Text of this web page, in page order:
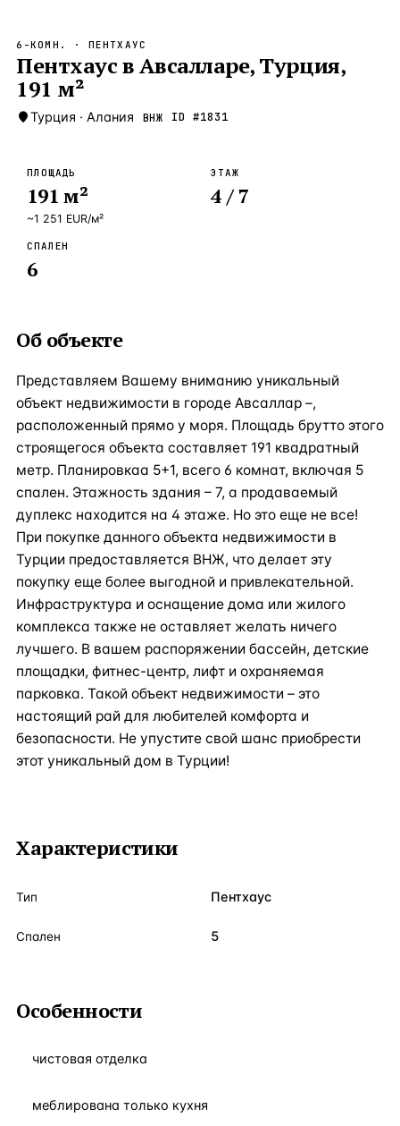
Новороссийск — Локация
Стамбул
Анталия
ЧАСТО ИЩУТ
Турция Кипр
6-КОМН. · ПЕНТХАУС
Пентхаус в Авсалларе, Турция,
191 м²
Турция · Алания ВНЖ ID #1831
ПЛОЩАДЬ
191 м²
~1 251 EUR/м²
ЭТАЖ
4/ 7
СПАЛЕН
6
Об объекте
Представляем Вашему вниманию уникальный
объект недвижимости в городе Авсаллар –,
расположенный прямо у моря. Площадь брутто этого
строящегося объекта составляет 191 квадратный
метр. Планировкаа 5+1, всего 6 комнат, включая 5
спален. Этажность здания – 7, а продаваемый
дуплекс находится на 4 этаже. Но это еще не все!
При покупке данного объекта недвижимости в
Турции предоставляется ВНЖ, что делает эту
покупку еще более выгодной и привлекательной.
Инфраструктура и оснащение дома или жилого
комплекса также не оставляет желать ничего
лучшего. В вашем распоряжении бассейн, детские
площадки, фитнес-центр, лифт и охраняемая
парковка. Такой объект недвижимости – это
настоящий рай для любителей комфорта и
безопасности. Не упустите свой шанс приобрести
этот уникальный дом в Турции!
Характеристики
Тип Пентхаус
Спален 5
Особенности
чистовая отделка
меблирована только кухня